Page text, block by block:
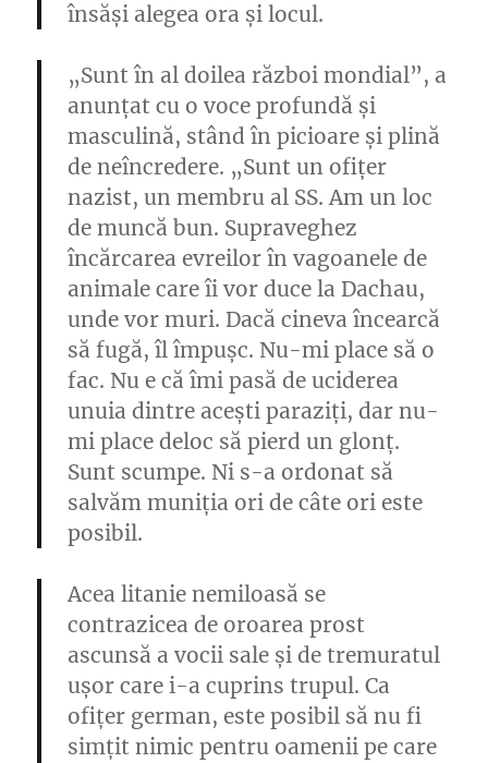
însăși alegea ora și locul.
„Sunt în al doilea război mondial”, a
anunțat cu o voce profundă și
masculină, stând în picioare și plină
de neîncredere. „Sunt un ofițer
nazist, un membru al SS. Am un loc
de muncă bun. Supraveghez
încărcarea evreilor în vagoanele de
animale care îi vor duce la Dachau,
unde vor muri. Dacă cineva încearcă
să fugă, îl împușc. Nu-mi place să o
fac. Nu e că îmi pasă de uciderea
unuia dintre acești paraziți, dar nu-
mi place deloc să pierd un glonț.
Sunt scumpe. Ni s-a ordonat să
salvăm muniția ori de câte ori este
posibil.
Acea litanie nemiloasă se
contrazicea de oroarea prost
ascunsă a vocii sale și de tremuratul
ușor care i-a cuprins trupul. Ca
ofițer german, este posibil să nu fi
simțit nimic pentru oamenii pe care